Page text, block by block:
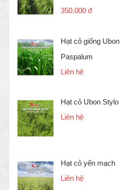
350.000 đ
Hạt cỏ giống Ubon
Paspalum
Liên hệ
Hạt cỏ Ubon Stylo
Liên hệ
Hạt cỏ yến mạch
Liên hệ